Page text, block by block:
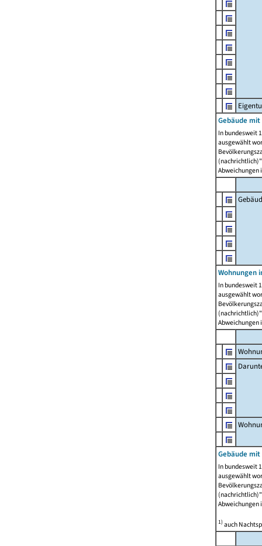
Gebäude
In bundesweit
ausgewählt
Abweichungen
Wohnungen
In bundesweit
ausgewählt
Abweichungen
Gebäude
In bundesweit
ausgewählt
Abweichungen
1)auch